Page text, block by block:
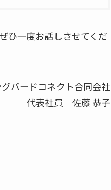
ひ一度お話しさせてくだ
バードコネクト合同会社
代表社員 佐藤 恭子